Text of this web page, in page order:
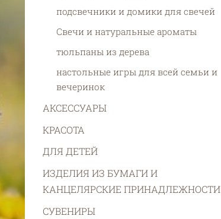
подсвечники и домики для свечей
Свечи и натуральные ароматы
тюльпаны из дерева
настольные игры для всей семьи и
вечеринок
АКСЕССУАРЫ
КРАСОТА
ДЛЯ ДЕТЕЙ
ИЗДЕЛИЯ ИЗ БУМАГИ И
КАНЦЕЛЯРСКИЕ ПРИНАДЛЕЖНОСТИ
СУВЕНИРЫ